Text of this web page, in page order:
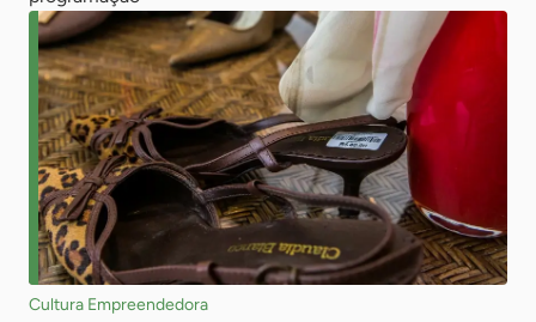
Cultura Empreendedora